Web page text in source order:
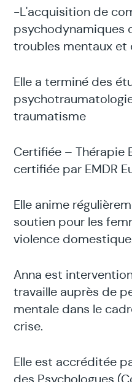
-L'acquisition de
psychodynamiques
troubles mentaux
Elle a terminé des
traumatisme
Certifiée – Thérapie
certifiée par EMDR
Elle anime
soutien pour les
violence
Anna est
travaille auprès de
mentale dans le
crise.
Elle est accréditée